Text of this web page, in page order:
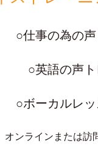
○仕事の為の声
○英語の声ト
○ボーカルレ
ンラインまたは訪